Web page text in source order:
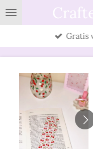
Ga
direct
Gratis